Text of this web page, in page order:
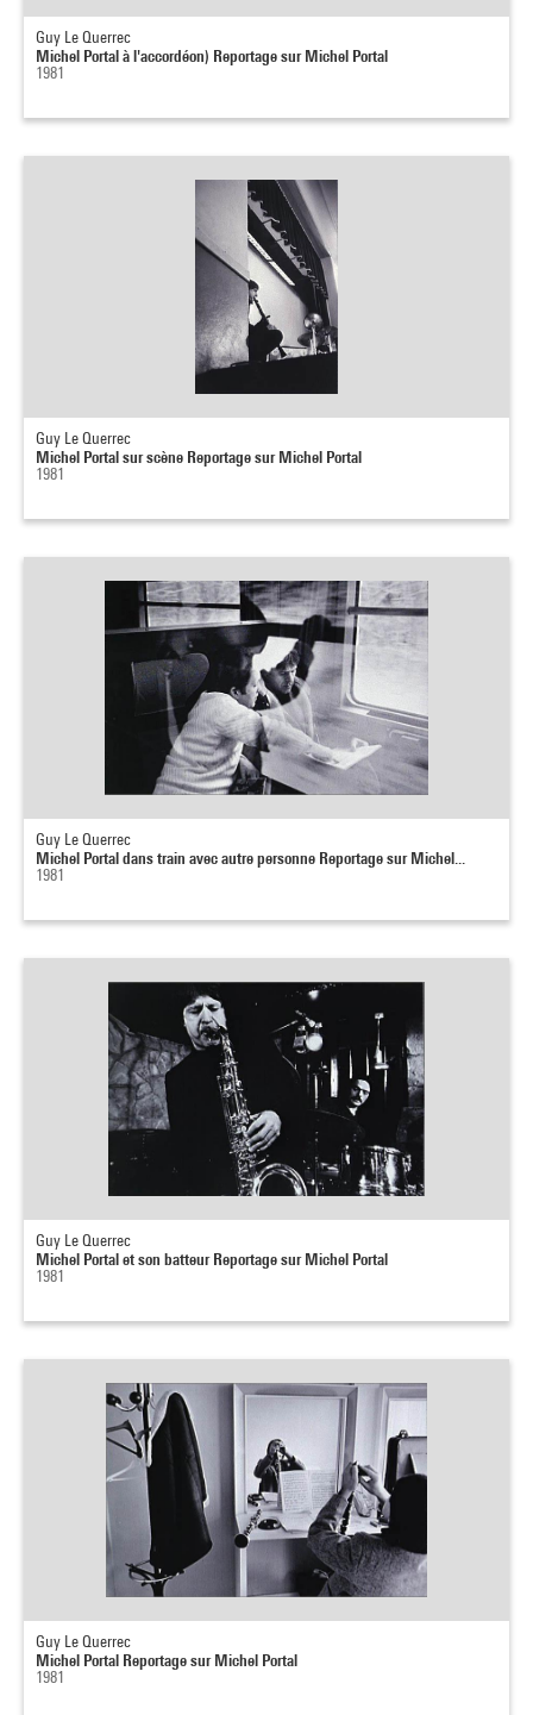
Guy Le Querrec
Michel Portal à l'accordéon) Reportage sur Michel Portal
1981
Guy Le Querrec
Michel Portal sur scène Reportage sur Michel Portal
1981
Guy Le Querrec
Michel Portal dans train avec autre personne Reportage sur Michel...
1981
Guy Le Querrec
Michel Portal et son batteur Reportage sur Michel Portal
1981
Guy Le Querrec
Michel Portal Reportage sur Michel Portal
1981